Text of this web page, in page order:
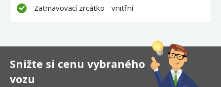
Zatmavovací zrcátko - vnitřní
Snižte si cenu vybraného
vozu